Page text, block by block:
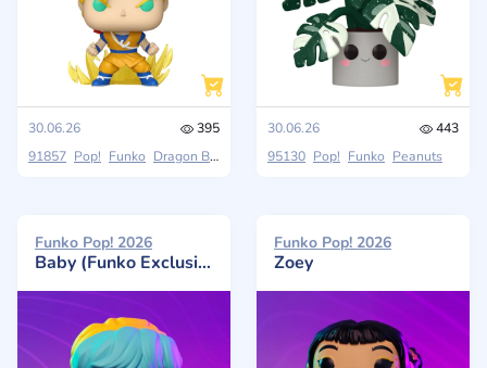
30.06.26
395
91857 Pop! Funko Dragon Ball DAIMA
30.06.26
443
95130 Pop! Funko Peanuts
Funko Pop! 2026
Baby (Funko Exclusive)
Funko Pop! 2026
Zoey